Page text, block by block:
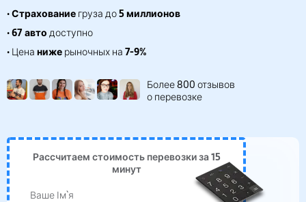
•Страхование груза до5 миллионов
•67 авто доступно
• Цена ниже рыночных на 7-9%
Более 800 отзывов
о перевозке
Рассчитаем стоимость перевозки за 15
минут
Ваше Ім`я